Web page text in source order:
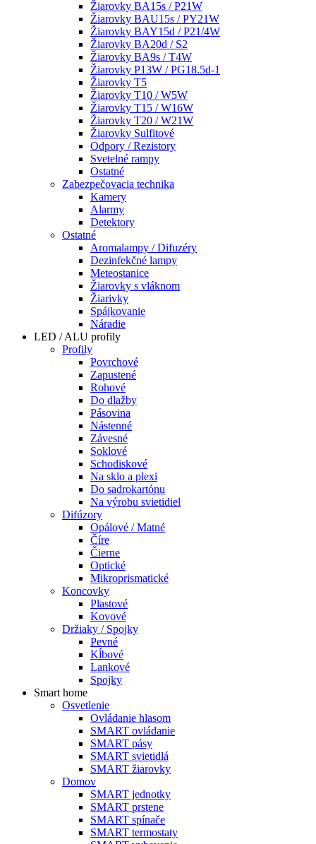
Žiarovky BA15s / P21W
Žiarovky BAU15s / PY21W
Žiarovky BAY15d / P21/4W
Žiarovky BA20d / S2
Žiarovky BA9s / T4W
Žiarovky P13W / PG18.5d-1
Žiarovky T5
Žiarovky T10 / W5W
Žiarovky T15 / W16W
Žiarovky T20 / W21W
Žiarovky Sulfitové
Odpory / Rezistory
Svetelné rampy
Ostatné
Zabezpečovacia technika
Kamery
Alarmy
Detektory
Ostatné
Aromalampy / Difuzéry
Dezinfekčné lampy
Meteostanice
Žiarovky s vláknom
Žiarivky
Spájkovanie
Náradie
LED / ALU profily
Profily
Povrchové
Zapustené
Rohové
Do dlažby
Pásovina
Nástenné
Závesné
Soklové
Schodiskové
Na sklo a plexi
Do sadrokartónu
Na výrobu svietidiel
Difúzory
Opálové / Matné
Číre
Čierne
Optické
Mikroprismatické
Koncovky
Plastové
Kovové
Držiaky / Spojky
Pevné
Kĺbové
Lankové
Spojky
Smart home
Osvetlenie
Ovládanie hlasom
SMART ovládanie
SMART pásy
SMART svietidlá
SMART žiarovky
Domov
SMART jednotky
SMART prstene
SMART spínače
SMART termostaty